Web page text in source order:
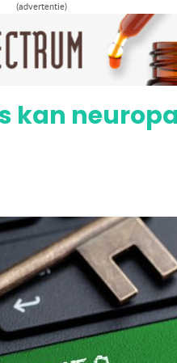
vindt CBD-gebruik
(advertentie)
kan